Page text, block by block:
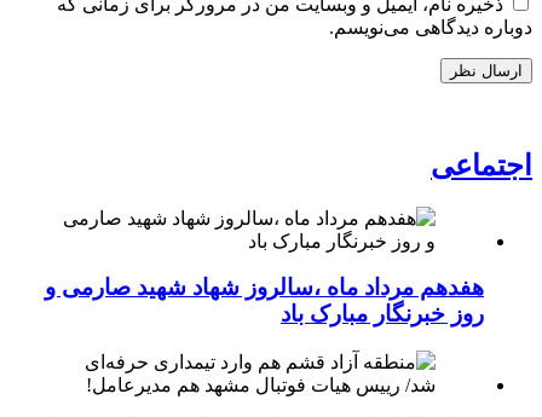
دوباره دیدگاهی می‌نویسم.
اجتماعی
هفدهم مرداد ماه ،سالروز شهاد شهید صارمی و
روز خبرنگار مبارک باد